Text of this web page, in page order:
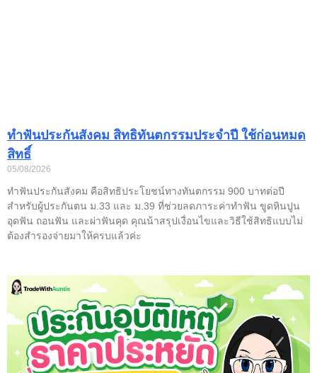
ทำฟันประกันสังคม สิทธิทันตกรรมประจำปี ใช้ก่อนหมด
สิทธิ์
05/08/2026
ทำฟันประกันสังคม คือสิทธิประโยชน์ทางทันตกรรม 900 บาทต่อปี
สำหรับผู้ประกันตน ม.33 และ ม.39 ที่ช่วยลดภาระค่าทำฟัน ขูดหินปูน
อุดฟัน ถอนฟัน และผ่าฟันคุด คุณน้าสรุปเงื่อนไขและวิธีใช้สิทธิแบบไม่
ต้องสำรองจ่ายมาให้ครบแล้วค่ะ